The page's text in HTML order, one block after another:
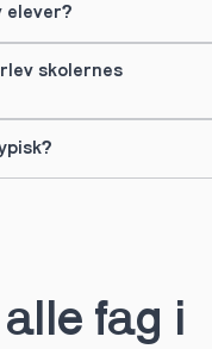
elever?
skolernes
fag i